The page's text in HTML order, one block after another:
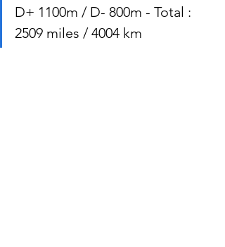
D+ 1100m / D- 800m - Total :
2509 miles / 4004 km